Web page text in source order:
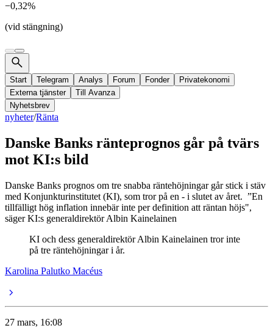
−0,32%
(vid stängning)
Start Telegram Analys Forum Fonder
Privatekonomi
Externa tjänster
Till Avanza
Nyhetsbrev
nyheter/Ränta
Danske Banks ränteprognos går på tvärs
mot KI:s bild
Danske Banks prognos om tre snabba räntehöjningar går stick i stäv
med Konjunkturinstitutet (KI), som tror på en - i slutet av året. ”En
tillfälligt hög inflation innebär inte per definition att räntan höjs",
säger KI:s generaldirektör Albin Kainelainen
KI och dess generaldirektör Albin Kainelainen tror inte
på tre räntehöjningar i år.
Karolina Palutko Macéus
27 mars, 16:08